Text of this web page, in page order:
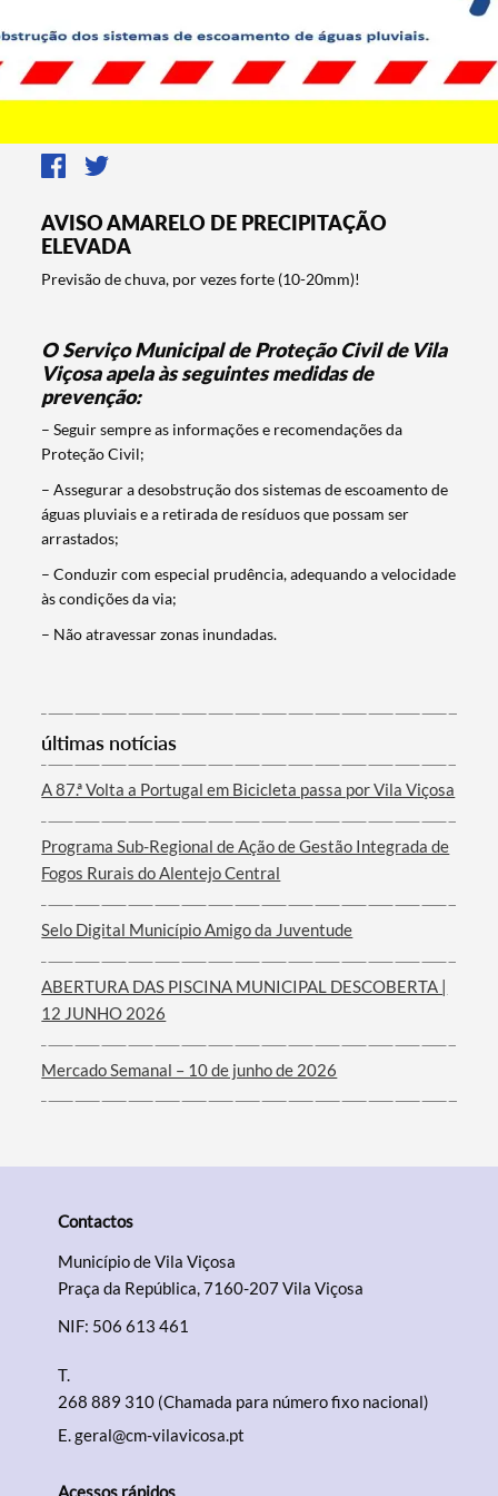
AVISO AMARELO DE PRECIPITAÇÃO
ELEVADA
Previsão de chuva, por vezes forte (10-20mm)!
O Serviço Municipal de Proteção Civil de Vila
Viçosa apela às seguintes medidas de
prevenção:
– Seguir sempre as informações e recomendações da
Proteção Civil;
– Assegurar a desobstrução dos sistemas de escoamento de
águas pluviais e a retirada de resíduos que possam ser
arrastados;
– Conduzir com especial prudência, adequando a velocidade
às condições da via;
– Não atravessar zonas inundadas.
últimas notícias
A 87.ª Volta a Portugal em Bicicleta passa por Vila Viçosa
Programa Sub-Regional de Ação de Gestão Integrada de
Fogos Rurais do Alentejo Central
Selo Digital Município Amigo da Juventude
ABERTURA DAS PISCINA MUNICIPAL DESCOBERTA |
12 JUNHO 2026
Mercado Semanal – 10 de junho de 2026
Contactos
Município de Vila Viçosa
Praça da República, 7160-207 Vila Viçosa
NIF: 506 613 461
T.
268 889 310 (Chamada para número fixo nacional)
E.geral@cm-vilavicosa.pt
Acessos rápidos